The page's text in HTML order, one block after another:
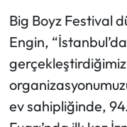
Big Boyz Festival
Engin,
ev sahipliğinde,